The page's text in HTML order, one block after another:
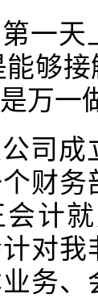
第一
够
万一
司成
财
会计
对
务